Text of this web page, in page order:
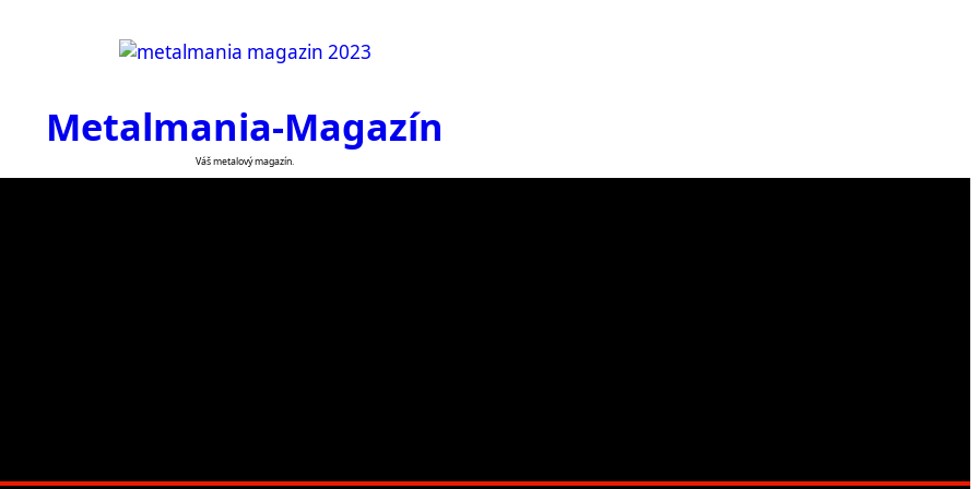
Metalmania-Magazín
Váš metalový magazín.